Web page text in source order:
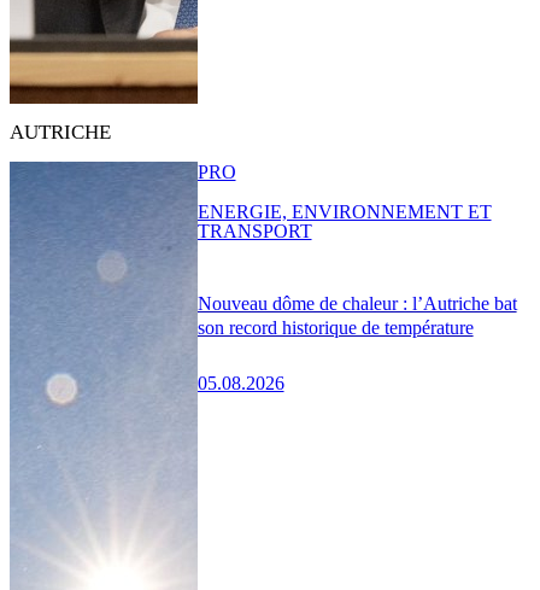
AUTRICHE
Nouveau dôme de chaleur : l’Autriche bat
son record historique de température
05.08.2026
PRO
ENERGIE, ENVIRONNEMENT ET
TRANSPORT